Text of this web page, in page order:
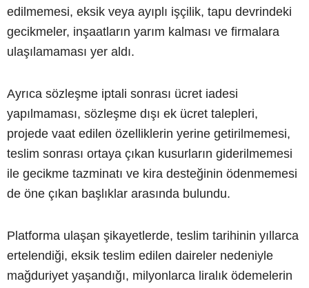
edilmemesi, eksik veya ayıplı işçilik, tapu devrindeki
gecikmeler, inşaatların yarım kalması ve firmalara
ulaşılamaması yer aldı.
Ayrıca sözleşme iptali sonrası ücret iadesi
yapılmaması, sözleşme dışı ek ücret talepleri,
projede vaat edilen özelliklerin yerine getirilmemesi,
teslim sonrası ortaya çıkan kusurların giderilmemesi
ile gecikme tazminatı ve kira desteğinin ödenmemesi
de öne çıkan başlıklar arasında bulundu.
Platforma ulaşan şikayetlerde, teslim tarihinin yıllarca
ertelendiği, eksik teslim edilen daireler nedeniyle
mağduriyet yaşandığı, milyonlarca liralık ödemelerin